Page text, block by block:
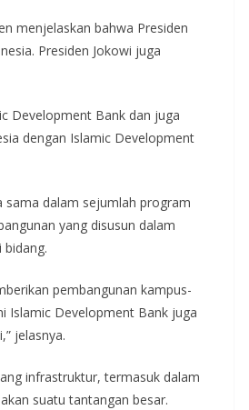
menjelaskan bahwa Presiden
Presiden Jokowi juga
Development Bank dan juga
dengan Islamic Development
sama dalam sejumlah program
yang disusun dalam
pembangunan kampus-
Islamic Development Bank juga
jelasnya.
infrastruktur, termasuk dalam
suatu tantangan besar.